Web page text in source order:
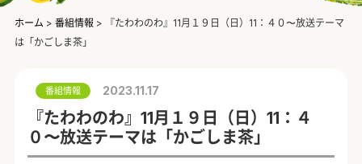
ホーム > 番組情報 >
『たわわのわ』11月１９日（日）11：４０〜放送テーマ
は「かごしま茶」
番組情報 2023.11.17
『たわわのわ』11月１９日（日）11：４
０〜放送テーマは「かごしま茶」